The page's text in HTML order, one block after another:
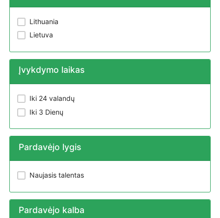
Lithuania
Lietuva
Įvykdymo laikas
Iki 24 valandų
Iki 3 Dienų
Pardavėjo lygis
Naujasis talentas
Pardavėjo kalba